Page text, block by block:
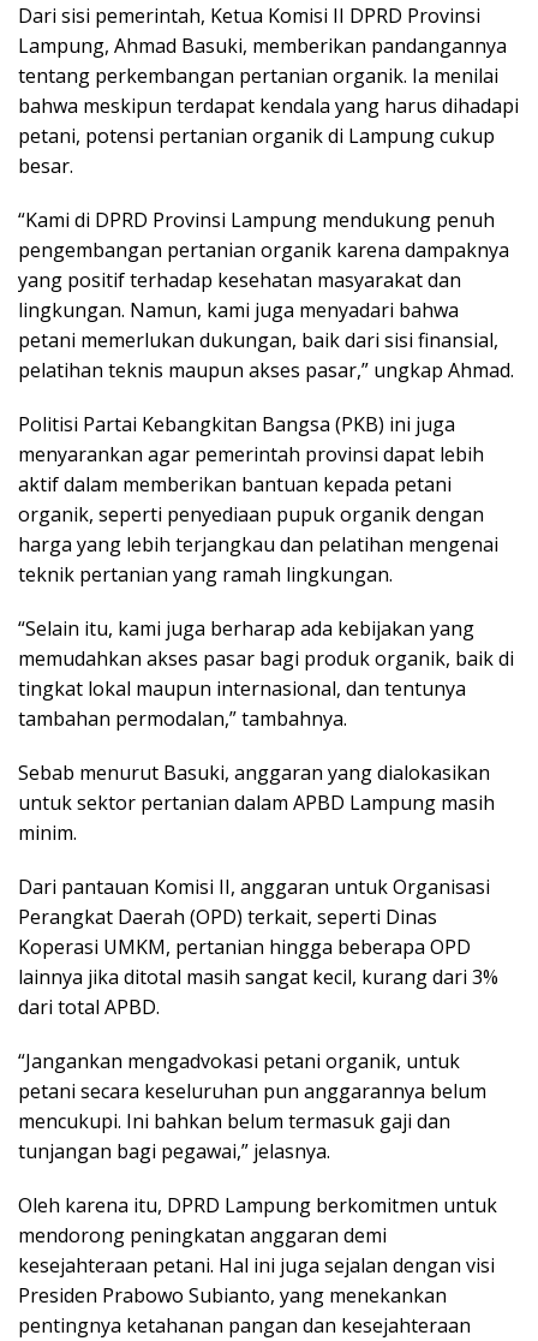
Dari sisi pemerintah, Ketua Komisi II DPRD Provinsi
Lampung, Ahmad Basuki, memberikan pandangannya
tentang perkembangan pertanian organik. Ia menilai
bahwa meskipun terdapat kendala yang harus dihadapi
petani, potensi pertanian organik di Lampung cukup
besar.
“Kami di DPRD Provinsi Lampung mendukung penuh
pengembangan pertanian organik karena dampaknya
yang positif terhadap kesehatan masyarakat dan
lingkungan. Namun, kami juga menyadari bahwa
petani memerlukan dukungan, baik dari sisi finansial,
pelatihan teknis maupun akses pasar,” ungkap Ahmad.
Politisi Partai Kebangkitan Bangsa (PKB) ini juga
menyarankan agar pemerintah provinsi dapat lebih
aktif dalam memberikan bantuan kepada petani
organik, seperti penyediaan pupuk organik dengan
harga yang lebih terjangkau dan pelatihan mengenai
teknik pertanian yang ramah lingkungan.
“Selain itu, kami juga berharap ada kebijakan yang
memudahkan akses pasar bagi produk organik, baik di
tingkat lokal maupun internasional, dan tentunya
tambahan permodalan,” tambahnya.
Sebab menurut Basuki, anggaran yang dialokasikan
untuk sektor pertanian dalam APBD Lampung masih
minim.
Dari pantauan Komisi II, anggaran untuk Organisasi
Perangkat Daerah (OPD) terkait, seperti Dinas
Koperasi UMKM, pertanian hingga beberapa OPD
lainnya jika ditotal masih sangat kecil, kurang dari 3%
dari total APBD.
“Jangankan mengadvokasi petani organik, untuk
petani secara keseluruhan pun anggarannya belum
mencukupi. Ini bahkan belum termasuk gaji dan
tunjangan bagi pegawai,” jelasnya.
Oleh karena itu, DPRD Lampung berkomitmen untuk
mendorong peningkatan anggaran demi
kesejahteraan petani. Hal ini juga sejalan dengan visi
Presiden Prabowo Subianto, yang menekankan
pentingnya ketahanan pangan dan kesejahteraan